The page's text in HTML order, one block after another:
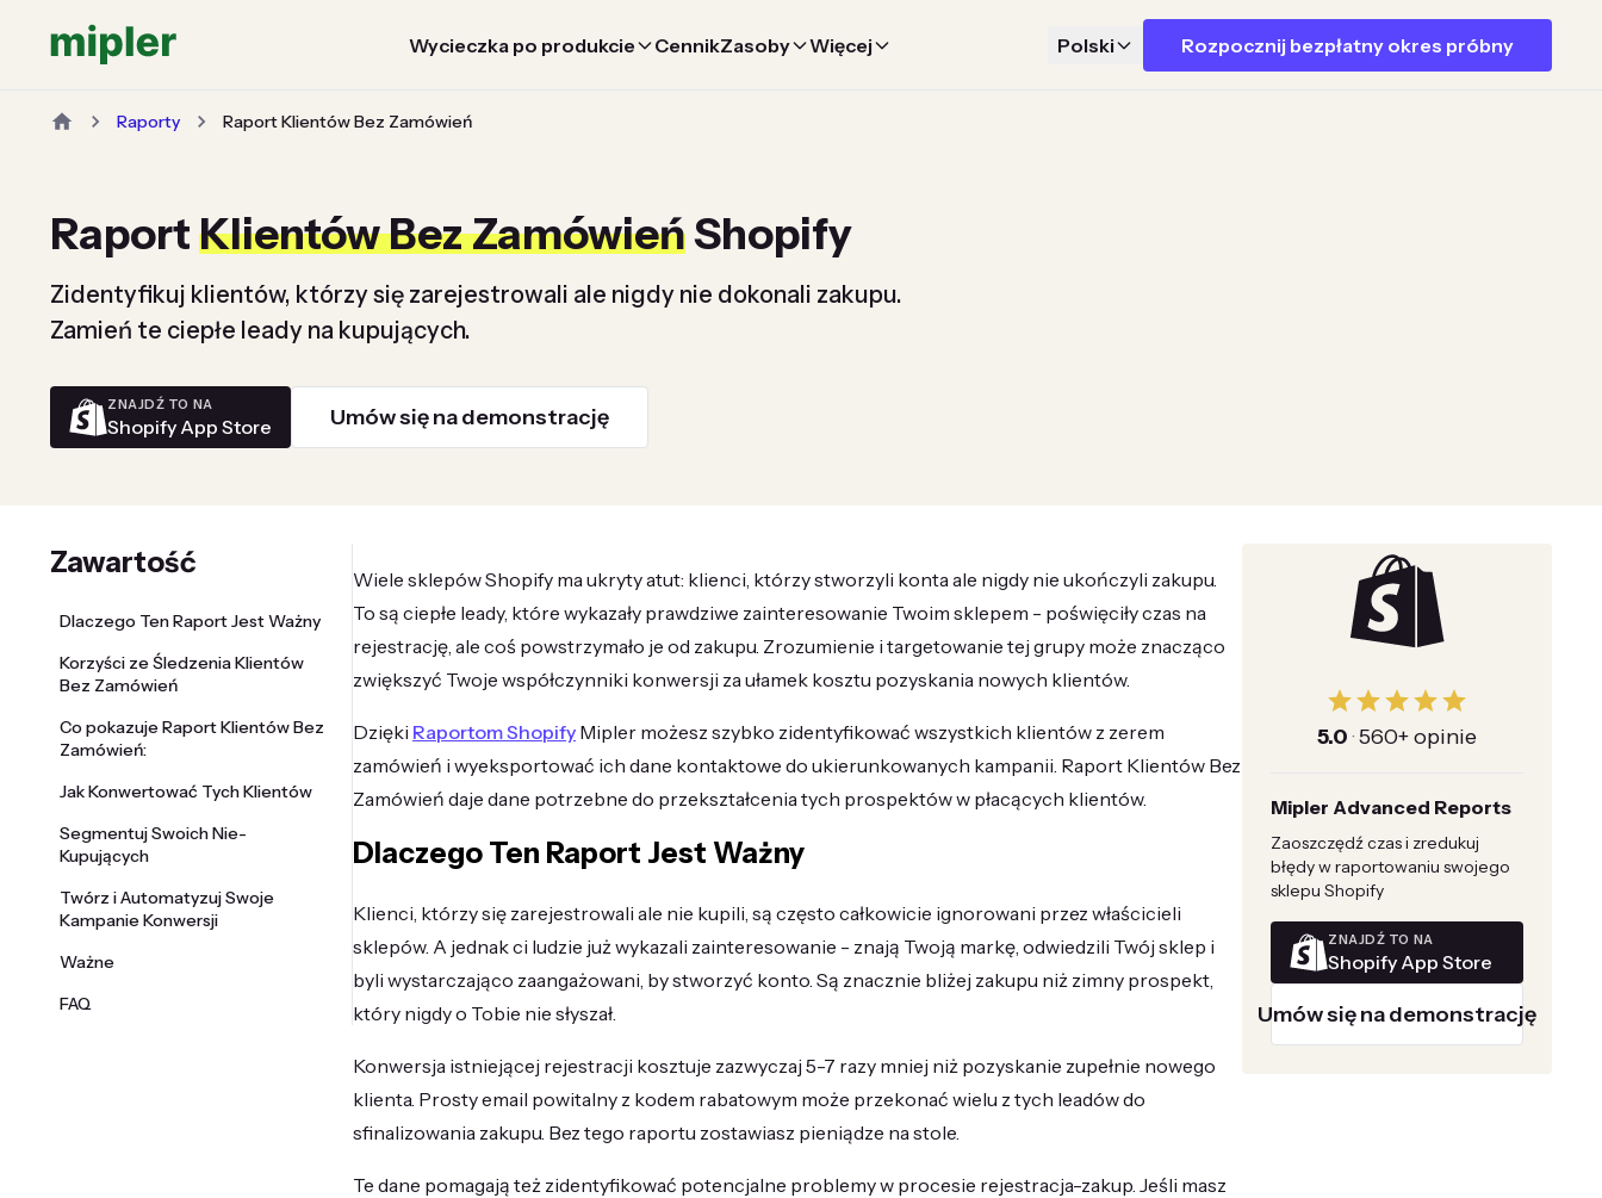
Wycieczka po produkcie CennikZasoby Więcej Polski Rozpocznij bezpłatny okres próbny
Raporty Raport Klientów Bez Zamówień
RaportKlientów Bez ZamówieńShopify
Zidentyfikuj klientów, którzy się zarejestrowali ale nigdy nie dokonali zakupu.
Zamień te ciepłe leady na kupujących.
ZNAJDŹ TO NA
Shopify App Store Umów się na demonstrację
Zawartość
Dlaczego Ten Raport Jest Ważny
Korzyści ze Śledzenia Klientów
Bez Zamówień
Co pokazuje Raport Klientów Bez
Zamówień:
Jak Konwertować Tych Klientów
Segmentuj Swoich Nie-
Kupujących
Twórz i Automatyzuj Swoje
Kampanie Konwersji
Ważne
FAQ
Wiele sklepów Shopify ma ukryty atut: klienci, którzy stworzyli konta ale nigdy nie ukończyli zakupu.
To są ciepłe leady, które wykazały prawdziwe zainteresowanie Twoim sklepem - poświęciły czas na
rejestrację, ale coś powstrzymało je od zakupu. Zrozumienie i targetowanie tej grupy może znacząco
zwiększyć Twoje współczynniki konwersji za ułamek kosztu pozyskania nowych klientów.
Dzięki Raportom Shopify Mipler możesz szybko zidentyfikować wszystkich klientów z zerem
zamówień i wyeksportować ich dane kontaktowe do ukierunkowanych kampanii. Raport Klientów Bez
Zamówień daje dane potrzebne do przekształcenia tych prospektów w płacących klientów.
Dlaczego Ten Raport Jest Ważny
Klienci, którzy się zarejestrowali ale nie kupili, są często całkowicie ignorowani przez właścicieli
sklepów. A jednak ci ludzie już wykazali zainteresowanie - znają Twoją markę, odwiedzili Twój sklep i
byli wystarczająco zaangażowani, by stworzyć konto. Są znacznie bliżej zakupu niż zimny prospekt,
który nigdy o Tobie nie słyszał.
Konwersja istniejącej rejestracji kosztuje zazwyczaj 5-7 razy mniej niż pozyskanie zupełnie nowego
klienta. Prosty email powitalny z kodem rabatowym może przekonać wielu z tych leadów do
sfinalizowania zakupu. Bez tego raportu zostawiasz pieniądze na stole.
Te dane pomagają też zidentyfikować potencjalne problemy w procesie rejestracja-zakup. Jeśli masz
5.0 ·560+ opinie
Mipler Advanced Reports
Zaoszczędź czas i zredukuj
błędy w raportowaniu swojego
sklepu Shopify
ZNAJDŹ TO NA
Shopify App Store
Umów się na demonstrację